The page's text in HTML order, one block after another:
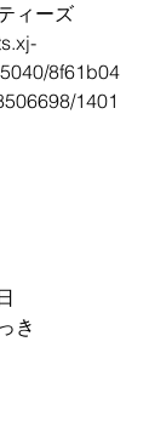
ィーズ
8f61b04
1401
き